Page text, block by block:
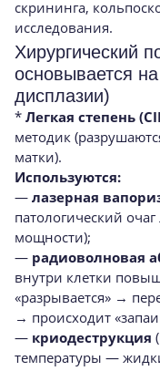
скрининга,
исследования.
Хирургический
основывается
дисплазии)
* Легкая степень
методик
матки).
Используются:
— лазерная
патологический
мощности);
— радиоволновая
внутри клетки
«разрывается» →
→ происходит
— криодеструкция
температуры —